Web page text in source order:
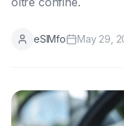
eSIMfo May 29,